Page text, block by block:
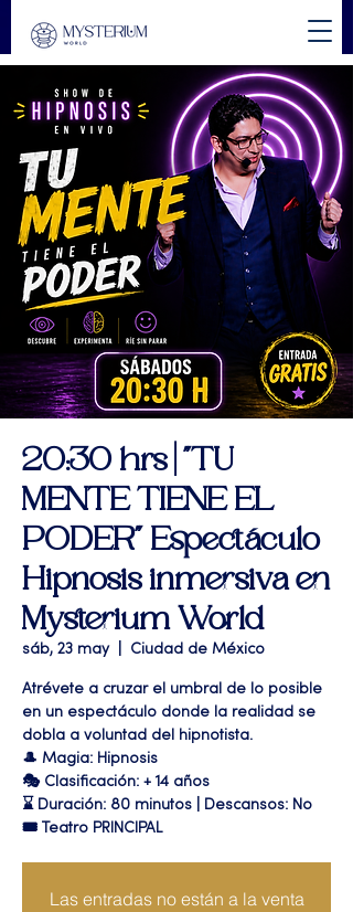
20:30 hrs | "TU
MENTE TIENE EL
PODER" Espectáculo
Hipnosis inmersiva en
Mysterium World
sáb, 23 may
  |
Ciudad de México
Atrévete a cruzar el umbral de lo posible
en un espectáculo donde la realidad se
dobla a voluntad del hipnotista.
🎩 Magia: Hipnosis
🎭 Clasificación: + 14 años
⌛ Duración: 80 minutos | Descansos: No
🎟 Teatro PRINCIPAL
Las entradas no están a la venta